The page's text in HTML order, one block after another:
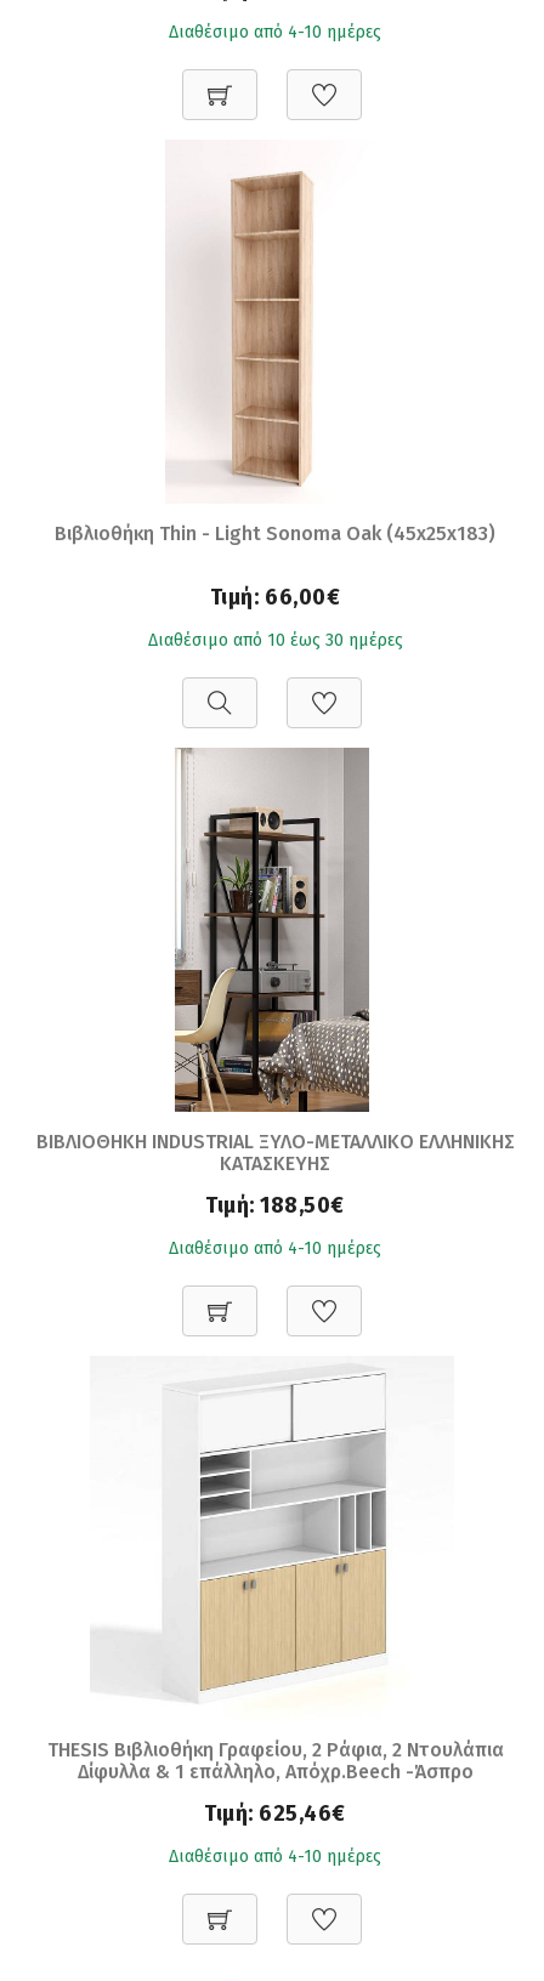
Διαθέσιμο από 4-10 ημέρες
Βιβλιοθήκη Thin - Light Sonoma Oak (45x25x183)
Τιμή: 66,00€
Διαθέσιμο από 10 έως 30 ημέρες
ΒΙΒΛΙΟΘΗΚΗ INDUSTRIAL ΞΥΛΟ-ΜΕΤΑΛΛΙΚΟ ΕΛΛΗΝΙΚΗΣ
ΚΑΤΑΣΚΕΥΗΣ
Τιμή:188,50€
Διαθέσιμο από 4-10 ημέρες
THESIS Βιβλιοθήκη Γραφείου, 2 Ράφια, 2 Ντουλάπια
Δίφυλλα & 1 επάλληλο, Απόχρ.Beech -Άσπρο
Τιμή: 625,46€
Διαθέσιμο από 4-10 ημέρες